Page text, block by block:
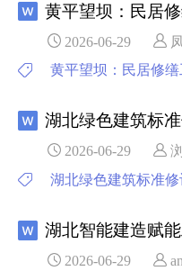
黄平望坝：民居
2026-06-29
黄平望坝：民居修
湖北绿色建筑标
2026-06-29
湖北绿色建筑标准
湖北智能建造赋
2026-06-29